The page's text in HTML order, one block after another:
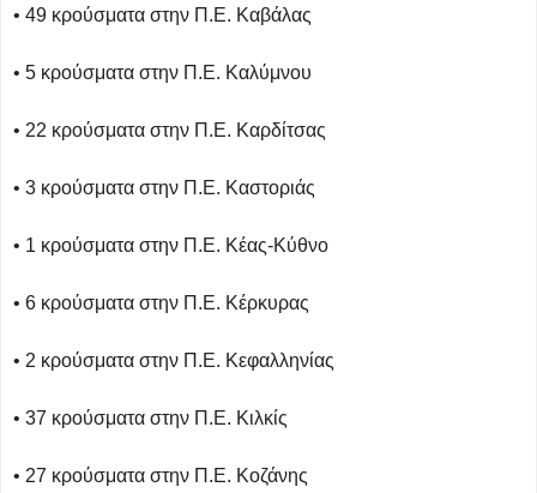
• 49 κρούσματα στην Π.Ε. Καβάλας
• 5 κρούσματα στην Π.Ε. Καλύμνου
• 22 κρούσματα στην Π.Ε. Καρδίτσας
• 3 κρούσματα στην Π.Ε. Καστοριάς
• 1 κρούσματα στην Π.Ε. Κέας-Κύθνο
• 6 κρούσματα στην Π.Ε. Κέρκυρας
• 2 κρούσματα στην Π.Ε. Κεφαλληνίας
• 37 κρούσματα στην Π.Ε. Κιλκίς
• 27 κρούσματα στην Π.Ε. Κοζάνης